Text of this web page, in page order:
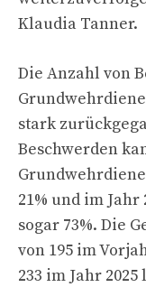
Klaudia Tanner.
Die Anzahl von
stark
Beschwerden
21% und im Jahr
sogar 73%. Die
von 195 im
233 im Jahr